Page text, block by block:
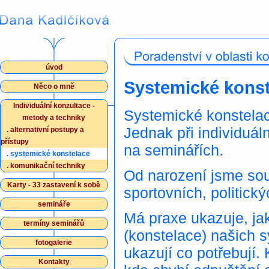
Systemické
Systemické
Jednak při
na seminářích.
Od narození jsme
sportovních,
Má praxe ukazuje,
(konstelace) našich
ukazují co potřebují.
úvod
Něco o mně
Individuální konzultace -
metody a techniky
. alternativní postupy a
přístupy
. systemické konstelace
. komunikační techniky
Karty - 33 zastavení k sobě
semináře
termíny seminářů
fotogalerie
Kontakty